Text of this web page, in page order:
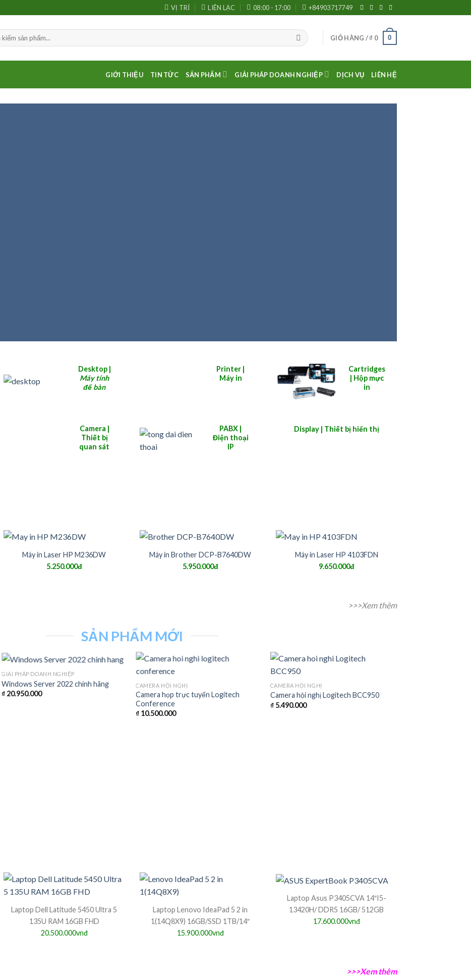
VỊ TRÍ LIÊN LẠC 08:00 - 17:00 +84903717749
GIỎ HÀNG /₫ 0 0
GIỚI THIỆU TIN TỨC SẢN PHẨM GIẢI PHÁP DOANH NGHIỆP DỊCH VỤ LIÊN HỆ
Desktop |
Máy tính
để bàn
Printer |
Máy in
Cartridges
| Hộp mực
in
Camera |
Thiết bị
quan sát
PABX |
Điện thoại
IP
Display | Thiết bị hiển thị
Máy in Laser HP M236DW
5.250.000đ
Máy in Brother DCP-B7640DW
5.950.000đ
Máy in Laser HP 4103FDN
9.650.000đ
>>>Xem thêm
SẢN PHẨM MỚI
GIẢI PHÁP DOANH NGHIỆP
Windows Server 2022 chính hãng
₫ 20.950.000
CAMERA HỘI NGHỊ
Camera họp trực tuyến Logitech
Conference
₫ 10.500.000
CAMERA HỘI NGHỊ
Camera hội nghị Logitech BCC950
₫5.490.000
Laptop Dell Latitude 5450 Ultra 5
135U RAM 16GB FHD
20.500.000vnđ
Laptop Lenovo IdeaPad 5 2 in
1(14Q8X9) 16GB/SSD 1TB/14″
15.900.000vnđ
Laptop Asus P3405CVA 14″I5-
13420H/ DDR5 16GB/ 512GB
17.600.000vnđ
>>>Xem thêm